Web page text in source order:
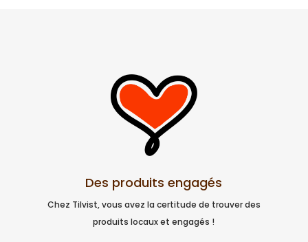
Des produits engagés
Chez Tilvist, vous avez la certitude de trouver des
produits locaux et engagés !